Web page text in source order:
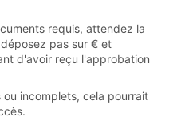
requis, attendez la
pas sur € et
d'avoir reçu l'approbation
incomplets, cela pourrait